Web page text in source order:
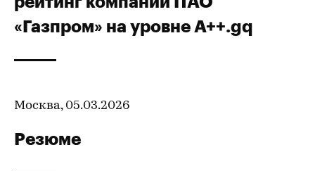
«Газпром» на уровне А++.gq
Москва, 05.03.2026
Резюме